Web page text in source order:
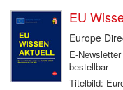
EU
Europe
E-
bestellbar
Titelbild: